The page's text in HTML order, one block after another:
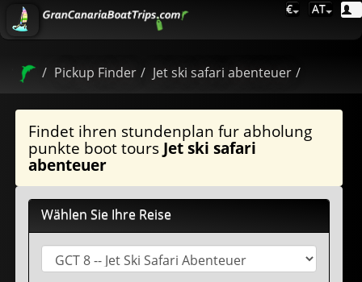
€ AT
Pickup Finder Jet ski safari abenteuer
Findet ihren stundenplan fur abholung
punkte boot tours Jet ski safari
abenteuer
Wählen Sie Ihre Reise